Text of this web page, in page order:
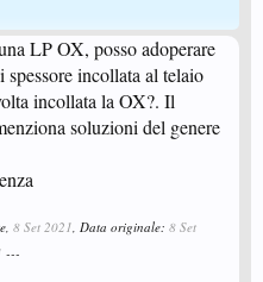
LP OX, posso adoperare
incollata al telaio
incollata la OX?. Il
soluzioni del genere
8 Set 2021, Data originale: 8 Set
---